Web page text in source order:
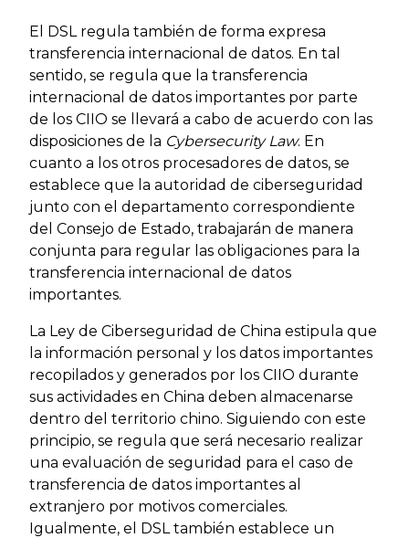
El DSL regula también de forma expresa
transferencia internacional de datos. En tal
sentido, se regula que la transferencia
internacional de datos importantes por parte
de los CIIO se llevará a cabo de acuerdo con las
disposiciones de la Cybersecurity Law. En
cuanto a los otros procesadores de datos, se
establece que la autoridad de ciberseguridad
junto con el departamento correspondiente
del Consejo de Estado, trabajarán de manera
conjunta para regular las obligaciones para la
transferencia internacional de datos
importantes.
La Ley de Ciberseguridad de China estipula que
la información personal y los datos importantes
recopilados y generados por los CIIO durante
sus actividades en China deben almacenarse
dentro del territorio chino. Siguiendo con este
principio, se regula que será necesario realizar
una evaluación de seguridad para el caso de
transferencia de datos importantes al
extranjero por motivos comerciales.
Igualmente, el DSL también establece un